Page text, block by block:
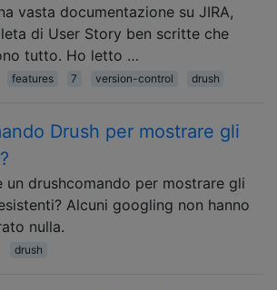
vasta documentazione su JIRA,
di User Story ben scritte che
tutto. Ho letto …
features 7 version-control drush
Drush per mostrare gli
un drushcomando per mostrare gli
Alcuni googling non hanno
nulla.
drush